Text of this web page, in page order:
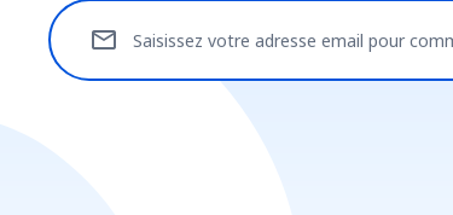
Saisissez votre adresse email pour
mail